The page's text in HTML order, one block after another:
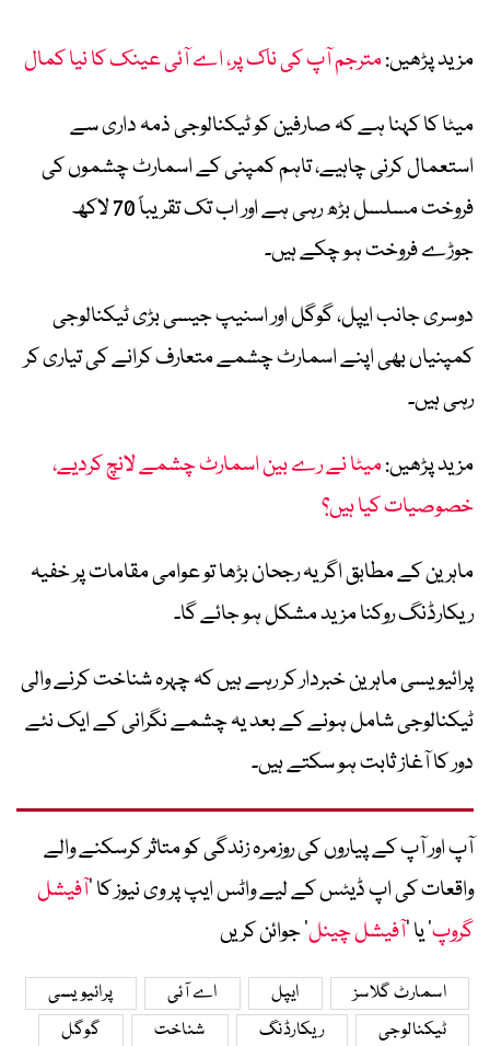
مزید پڑھیں:مترجم آپ کی ناک پر، اے آئی عینک کا نیا کمال
میٹا کا کہنا ہے کہ صارفین کو ٹیکنالوجی ذمہ داری سے
استعمال کرنی چاہیے، تاہم کمپنی کے اسمارٹ چشموں کی
فروخت مسلسل بڑھ رہی ہے اور اب تک تقریباً 70 لاکھ
جوڑے فروخت ہو چکے ہیں۔
دوسری جانب ایپل، گوگل اور اسنیپ جیسی بڑی ٹیکنالوجی
کمپنیاں بھی اپنے اسمارٹ چشمے متعارف کرانے کی تیاری کر
رہی ہیں۔
مزید پڑھیں:میٹا نے رے بین اسمارٹ چشمے لانچ کردیے،
خصوصیات کیا ہیں؟
ماہرین کے مطابق اگر یہ رجحان بڑھا تو عوامی مقامات پر خفیہ
ریکارڈنگ روکنا مزید مشکل ہو جائے گا۔
پرائیویسی ماہرین خبردار کر رہے ہیں کہ چہرہ شناخت کرنے والی
ٹیکنالوجی شامل ہونے کے بعد یہ چشمے نگرانی کے ایک نئے
دور کا آغاز ثابت ہو سکتے ہیں۔
آپ اور آپ کے پیاروں کی روزمرہ زندگی کو متاثر کرسکنے والے
واقعات کی اپ ڈیٹس کے لیے واٹس ایپ پر وی نیوز کا ’آفیشل
گروپ‘ یا ’آفیشل چینل‘ جوائن کریں
اسمارٹ گلاسز ایپل اے آئی
پرائیویسی
ٹیکنالوجی
ریکارڈنگ شناخت
گوگل